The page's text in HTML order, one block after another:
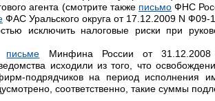
агента (смотрите также письмоФНС
ФАС Уральского округа от 17.12.2009 N
исключить налоговые риски при
письме Минфина России от 31.12.2008
исходили из того, что
подрядчиков на период исполнения
соответственно, такие суммы